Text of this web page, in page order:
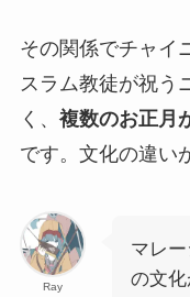
その関係でチャイ
スラム教徒が祝う
く、 複数のお正月
です。文化の違い
Ray
マレ
の文